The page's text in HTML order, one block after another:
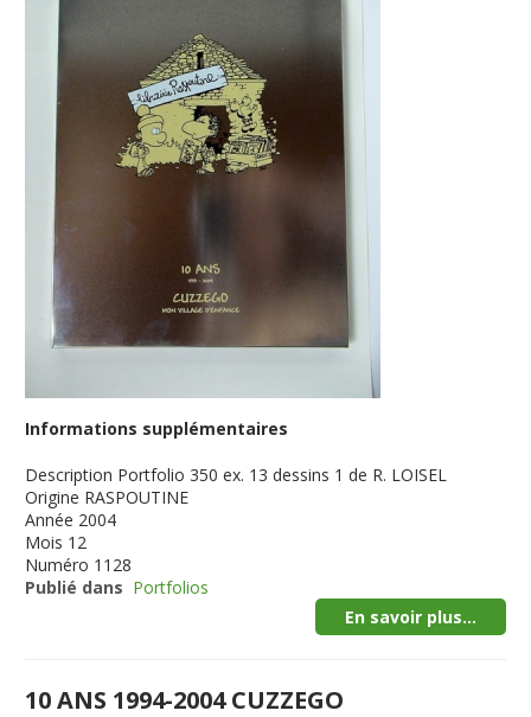
Informations supplémentaires
Description Portfolio 350 ex. 13 dessins 1 de R. LOISEL
Origine RASPOUTINE
Année 2004
Mois 12
Numéro 1128
Publié dans Portfolios
En savoir plus...
10 ANS 1994-2004 CUZZEGO